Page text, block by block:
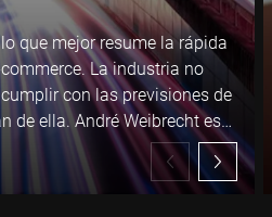
que mejor resume la rápida
La industria no
con las previsiones de
de ella. André Weibrecht es
que se enfrentan sus
como privados.